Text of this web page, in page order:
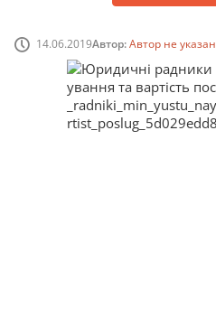
14.06.2019Автор:Автор не указан